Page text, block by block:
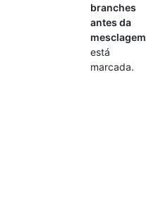
branches
antes da
mesclagem
está
marcada.